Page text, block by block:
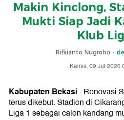
Makin Kinclong,
Mukti Siap Jadi
Klub
Rifkianto Nugroho -
Kamis, 09 Jul 2026
Kabupaten Bekasi- Renovasi
terus dikebut. Stadion di
Liga 1 sebagai calon kandang